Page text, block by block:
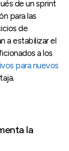
de un sprint
para las
de
a estabilizar el
a los
para nuevos
la